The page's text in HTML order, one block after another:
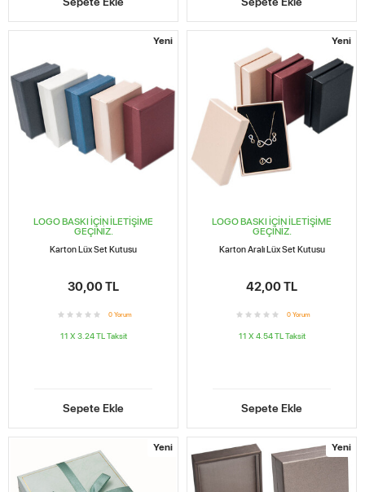
Yeni
LOGO BASKI İÇİN İLETİŞİME
GEÇİNİZ.
Karton Lüx Set Kutusu
30,00 TL
0 Yorum
11 X 3.24 TL Taksit
Sepete Ekle
Yeni
LOGO BASKI İÇİN İLETİŞİME
GEÇİNİZ.
Karton Aralı Lüx Set Kutusu
42,00 TL
0 Yorum
11 X 4.54 TL Taksit
Sepete Ekle
Yeni Yeni